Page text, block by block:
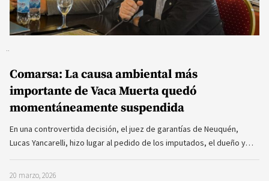
Comarsa: La causa ambiental más
importante de Vaca Muerta quedó
momentáneamente suspendida
En una controvertida decisión, el juez de garantías de Neuquén,
Lucas Yancarelli, hizo lugar al pedido de los imputados, el dueño y…
20 marzo, 2026